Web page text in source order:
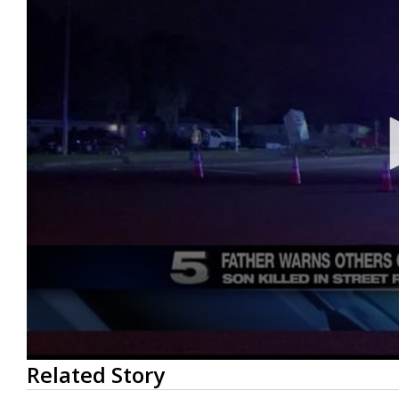
0
seconds
of
Related Story